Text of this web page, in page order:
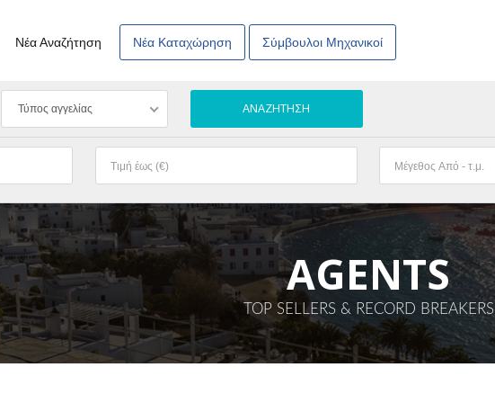
Νέα Αναζήτηση Νέα Καταχώρηση Σύμβουλοι Μηχανικοί
Τύπος αγγελίας
AGENTS
TOP SELLERS & RECORD BREAKERS